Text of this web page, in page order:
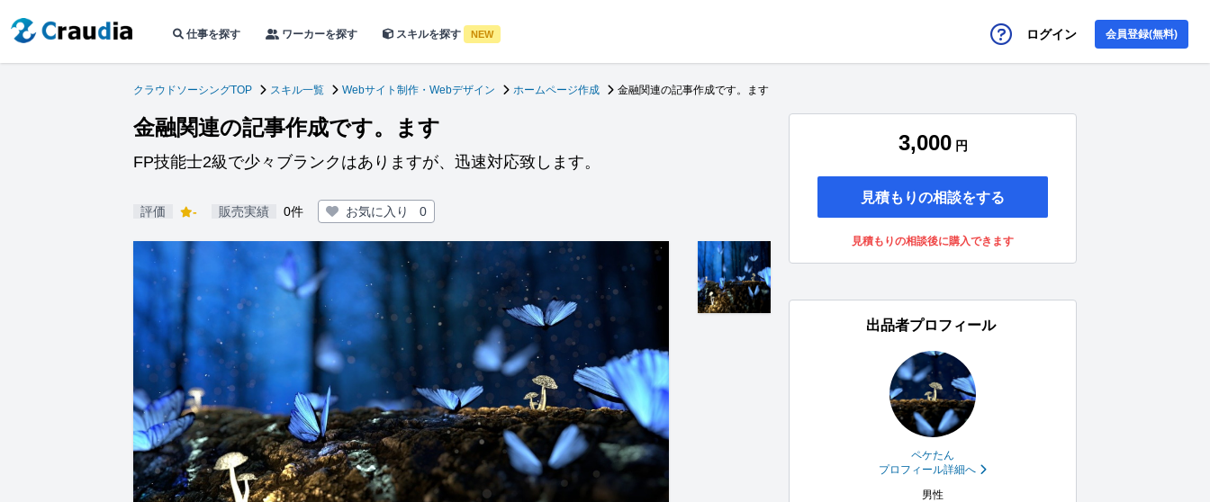
仕事を探す ワーカーを探す スキルを探す NEW ログイン 会員登録(無料)
クラウドソーシングTOP スキル一覧 Webサイト制作・Webデザイン ホームページ作成 金融関連の記事作成です。ます
金融関連の記事作成です。ます
FP技能士2級で少々ブランクはありますが、迅速対応致します。
評価 - 販売実績 0件 お気に入り 0
3,000 円
見積もりの相談をする
見積もりの相談後に購入できます
出品者プロフィール
ペケたん
プロフィール詳細へ
男性